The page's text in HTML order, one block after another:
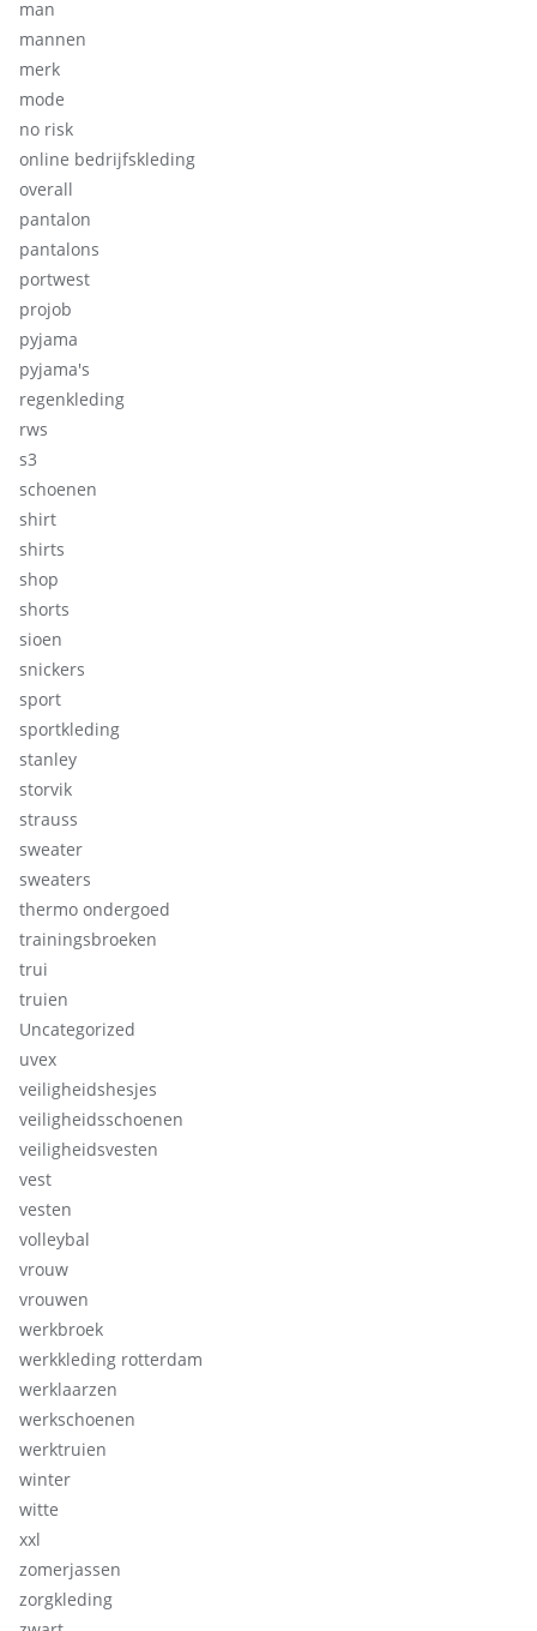
man
mannen
merk
mode
no risk
online bedrijfskleding
overall
pantalon
pantalons
portwest
projob
pyjama
pyjama's
regenkleding
rws
s3
schoenen
shirt
shirts
shop
shorts
sioen
snickers
sport
sportkleding
stanley
storvik
strauss
sweater
sweaters
thermo ondergoed
trainingsbroeken
trui
truien
Uncategorized
uvex
veiligheidshesjes
veiligheidsschoenen
veiligheidsvesten
vest
vesten
volleybal
vrouw
vrouwen
werkbroek
werkkleding rotterdam
werklaarzen
werkschoenen
werktruien
winter
witte
xxl
zomerjassen
zorgkleding